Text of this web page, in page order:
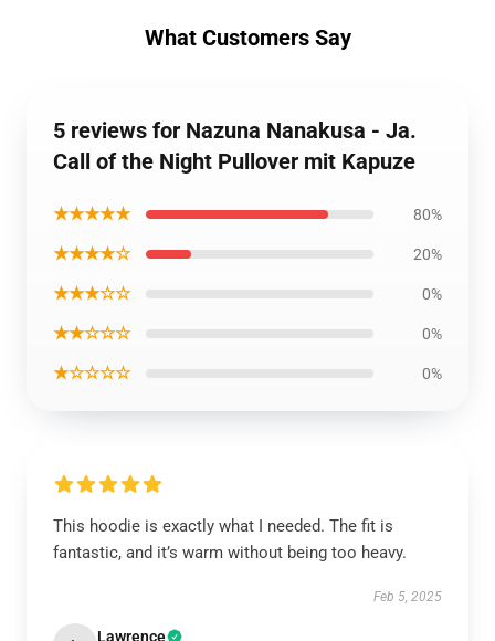
What Customers Say
5 reviews for Nazuna Nanakusa - Ja.
Call of the Night Pullover mit Kapuze
★★★★★ 80%
★★★★☆ 20%
★★★☆☆ 0%
★★☆☆☆ 0%
★☆☆☆☆ 0%
This hoodie is exactly what I needed. The fit is
fantastic, and it’s warm without being too heavy.
Feb 5, 2025
Lawrence